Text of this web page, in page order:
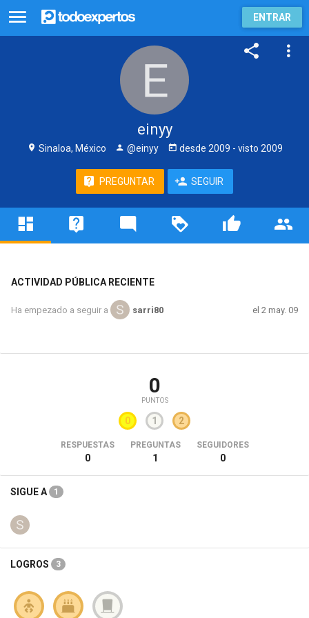
ENTRAR
einyy
Sinaloa, México @einyy desde 2009 - visto 2009
PREGUNTAR SEGUIR
ACTIVIDAD PÚBLICA RECIENTE
Ha empezado a seguir a sarri80 el 2 may. 09
0
PUNTOS
0 1 2
RESPUESTAS
0
PREGUNTAS
1
SEGUIDORES
0
SIGUE A 1
LOGROS 3